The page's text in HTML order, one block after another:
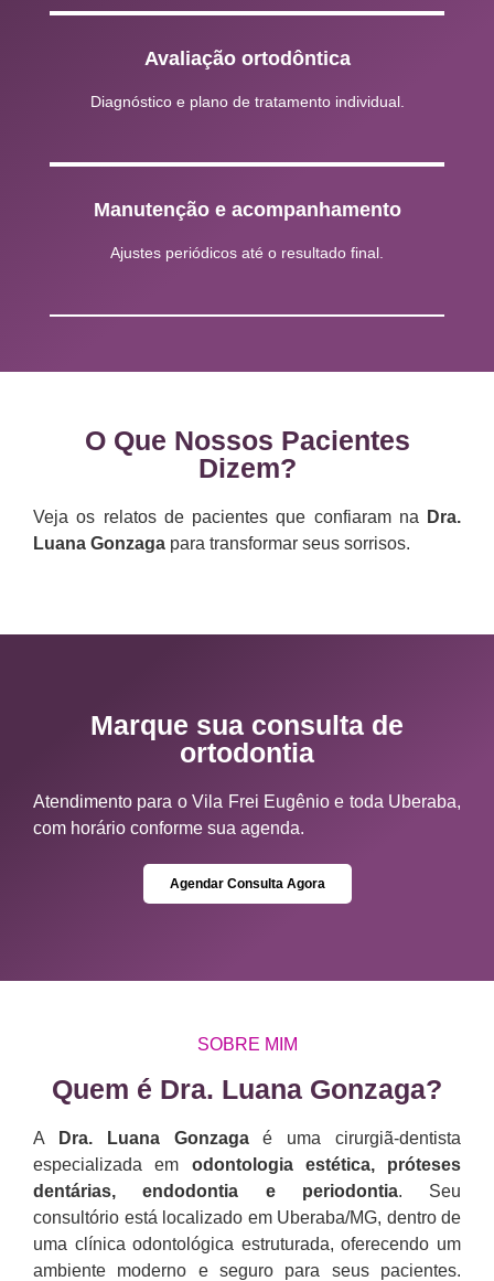
Avaliação ortodôntica
Diagnóstico e plano de tratamento individual.
Manutenção e acompanhamento
Ajustes periódicos até o resultado final.
O Que Nossos Pacientes
Dizem?
Veja os relatos de pacientes que confiaram na
Dra.
Luana Gonzaga para transformar seus sorrisos.
Marque sua consulta de
ortodontia
Atendimento para o Vila Frei Eugênio e toda Uberaba,
com horário conforme sua agenda.
Agendar Consulta Agora
SOBRE MIM
Quem é Dra. Luana Gonzaga?​
A Dra. Luana Gonzagaé uma cirurgiã-dentista
especializada em odontologia estética, próteses
dentárias, endodontia e periodontia. Seu
consultório está localizado em Uberaba/MG, dentro de
uma clínica odontológica estruturada, oferecendo um
ambiente moderno e seguro para seus pacientes.